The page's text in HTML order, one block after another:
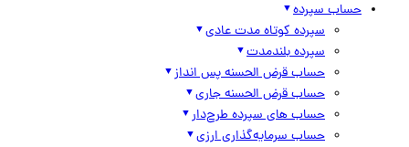
حساب سپرده
سپرده کوتاه مدت عادی
سپرده بلندمدت
حساب قرض الحسنه پس انداز
حساب قرض الحسنه جاری
حساب های سپرده طرح‌دار
حساب سرمایه‌گذاری ارزی